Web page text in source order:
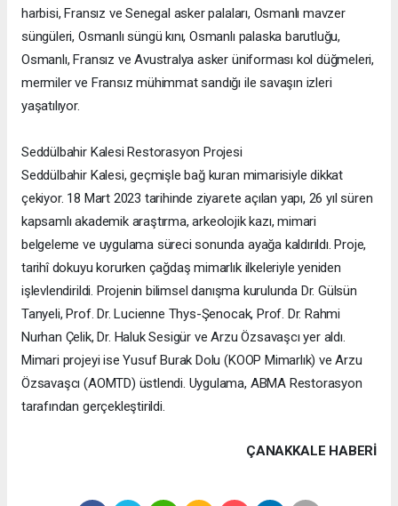
harbisi, Fransız ve Senegal asker palaları, Osmanlı mavzer
süngüleri, Osmanlı süngü kını, Osmanlı palaska barutluğu,
Osmanlı, Fransız ve Avustralya asker üniforması kol düğmeleri,
mermiler ve Fransız mühimmat sandığı ile savaşın izleri
yaşatılıyor.
Seddülbahir Kalesi Restorasyon Projesi
Seddülbahir Kalesi, geçmişle bağ kuran mimarisiyle dikkat
çekiyor. 18 Mart 2023 tarihinde ziyarete açılan yapı, 26 yıl süren
kapsamlı akademik araştırma, arkeolojik kazı, mimari
belgeleme ve uygulama süreci sonunda ayağa kaldırıldı. Proje,
tarihî dokuyu korurken çağdaş mimarlık ilkeleriyle yeniden
işlevlendirildi. Projenin bilimsel danışma kurulunda Dr. Gülsün
Tanyeli, Prof. Dr. Lucienne Thys-Şenocak, Prof. Dr. Rahmi
Nurhan Çelik, Dr. Haluk Sesigür ve Arzu Özsavaşcı yer aldı.
Mimari projeyi ise Yusuf Burak Dolu (KOOP Mimarlık) ve Arzu
Özsavaşcı (AOMTD) üstlendi. Uygulama, ABMA Restorasyon
tarafından gerçekleştirildi.
ÇANAKKALE HABERİ